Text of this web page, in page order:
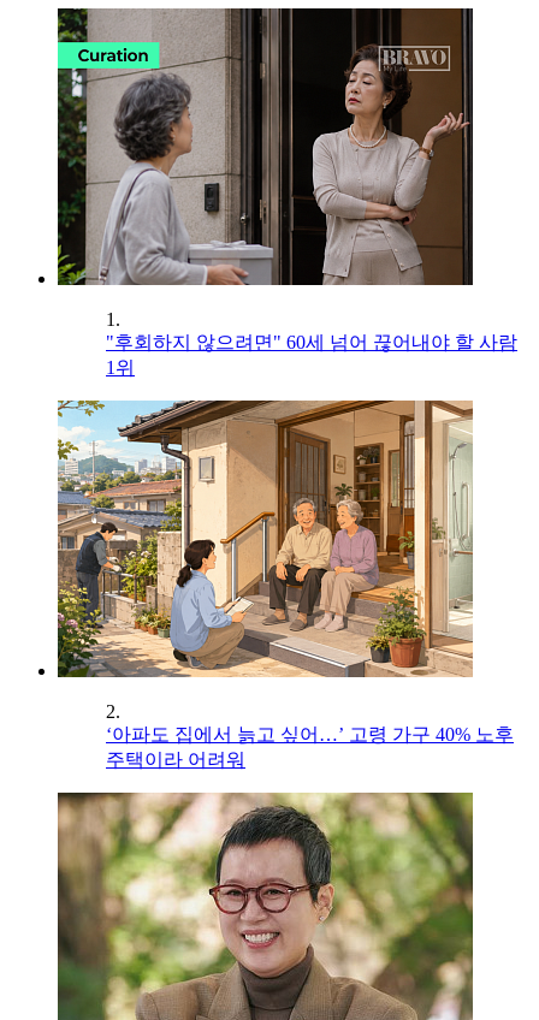
1.
"후회하지 않으려면" 60세 넘어 끊어내야 할 사람
1위
2.
‘아파도 집에서 늙고 싶어…’ 고령 가구 40% 노후
주택이라 어려워